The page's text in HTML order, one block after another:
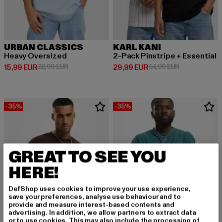
URBAN CLASSICS
Heavy Oversized
15,99 EUR
Derzeitiger Preis: 15,99 EUR
22,99 EURAktionspreis: 22,99 EUR
KARL KANI
2-Pack Pinstripe + Essential
29,99 EUR
Derzeitiger Preis: 29,99 EUR
54,99 EURAktionspreis:
-35% -35%
GREAT TO SEE YOU
HERE!
DefShop uses cookies to improve your use experience,
save your preferences, analyse use behaviour and to
provide and measure interest-based contents and
advertising. In addition, we allow partners to extract data